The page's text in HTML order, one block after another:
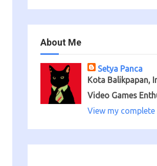
About Me
Setya Panca
Kota Balikpapan,
Video Games
View my